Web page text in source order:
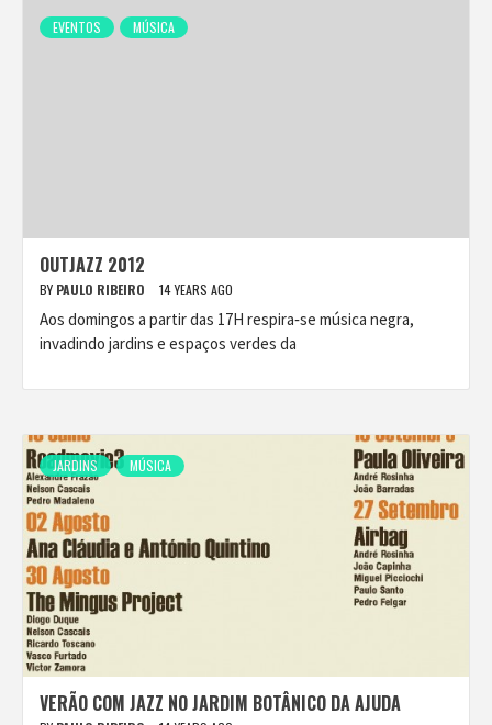
EVENTOS MÚSICA
OUTJAZZ 2012
BY PAULO RIBEIRO 14 YEARS AGO
Aos domingos a partir das 17H respira‐se música negra,
invadindo jardins e espaços verdes da
JARDINS MÚSICA
VERÃO COM JAZZ NO JARDIM BOTÂNICO DA AJUDA